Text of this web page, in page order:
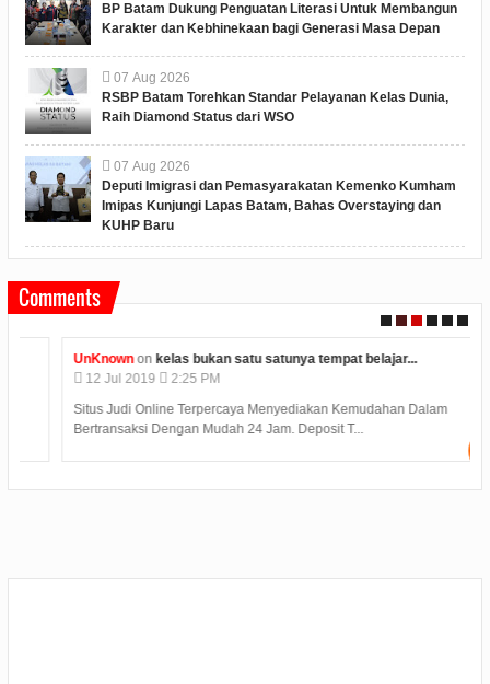
BP Batam Dukung Penguatan Literasi Untuk Membangun
Karakter dan Kebhinekaan bagi Generasi Masa Depan
07 Aug 2026
RSBP Batam Torehkan Standar Pelayanan Kelas Dunia,
Raih Diamond Status dari WSO
07 Aug 2026
Deputi Imigrasi dan Pemasyarakatan Kemenko Kumham
Imipas Kunjungi Lapas Batam, Bahas Overstaying dan
KUHP Baru
Comments
UnKnownonkelas bukan satu satunya tempat belajar...
Jul 2019
2:25 PM
Situs Judi Online Terpercaya Menyediakan Kemudahan Dalam
Bertransaksi Dengan Mudah 24 Jam. Deposit T...